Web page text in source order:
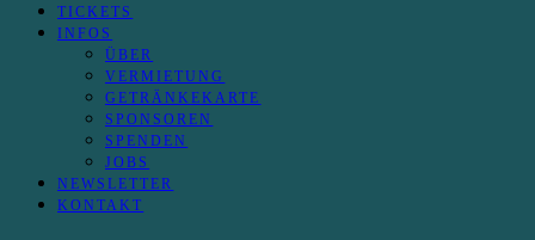
TICKETS
INFOS
ÜBER
VERMIETUNG
GETRÄNKEKARTE
SPONSOREN
SPENDEN
JOBS
NEWSLETTER
KONTAKT